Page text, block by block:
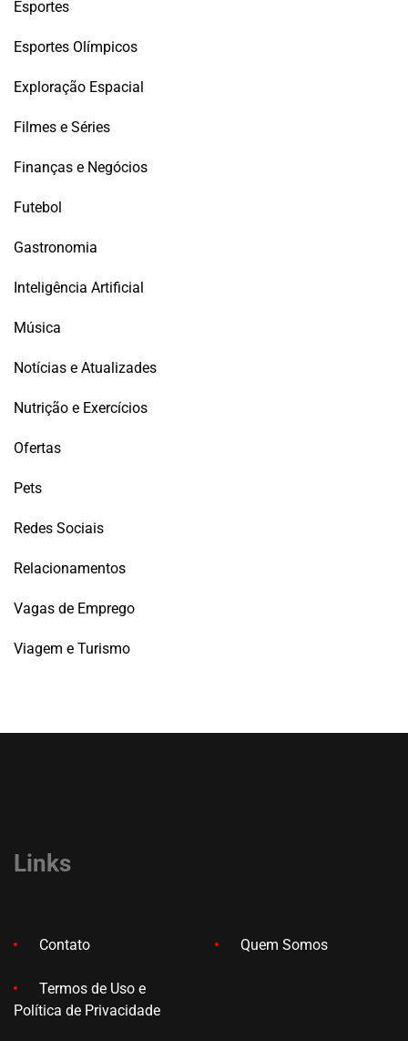
Esportes
Esportes Olímpicos
Exploração Espacial
Filmes e Séries
Finanças e Negócios
Futebol
Gastronomia
Inteligência Artificial
Música
Notícias e Atualizades
Nutrição e Exercícios
Ofertas
Pets
Redes Sociais
Relacionamentos
Vagas de Emprego
Viagem e Turismo
Links
Contato Quem Somos
Termos de Uso e
Política de Privacidade